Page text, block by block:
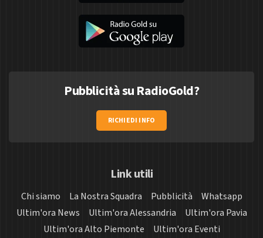
Pubblicità su RadioGold?
RICHIEDI INFO
Link utili
Chi siamo La Nostra Squadra Pubblicità
Whatsapp
Ultim'ora News
Ultim'ora Alessandria
Ultim'ora Pavia
Ultim'ora Alto Piemonte
Ultim'ora Eventi